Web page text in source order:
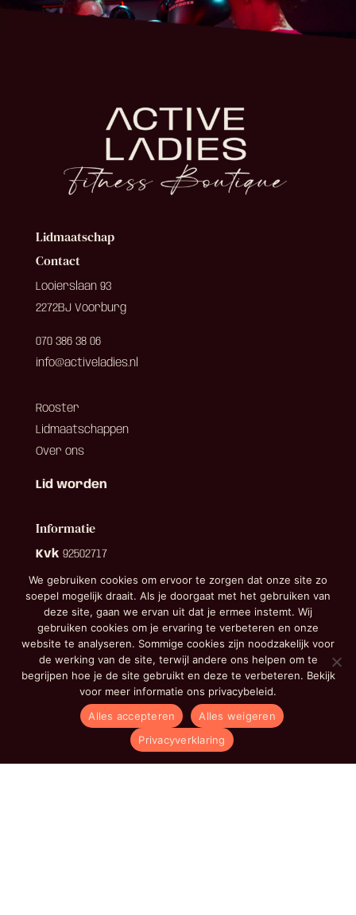
Lidmaatschap
Contact
Looierslaan 93
2272BJ Voorburg
070 386 38 06
info@activeladies.nl
Rooster
Lidmaatschappen
Over ons
Lid worden
Informatie
Kvk 92502717
BTWNL004961659B62
Privacy verklaring
Algemene voorwaarden
Aanbod
Personal Training
Diëtiek
We gebruiken cookies om ervoor te zorgen dat onze site zo
soepel mogelijk draait. Als je doorgaat met het gebruiken van
deze site, gaan we ervan uit dat je ermee instemt. Wij
gebruiken cookies om je ervaring te verbeteren en onze
website te analyseren. Sommige cookies zijn noodzakelijk voor
de werking van de site, terwijl andere ons helpen om te
begrijpen hoe je de site gebruikt en deze te verbeteren. Bekijk
voor meer informatie ons privacybeleid.
Alles accepteren
Alles weigeren
Privacyverklaring